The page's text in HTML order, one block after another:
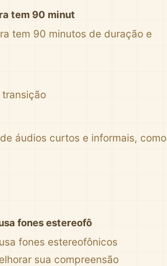
tem 90 minut
tem 90 minutos de duração e
áudios curtos e informais, como
fones estereofô
fones estereofônicos
sua compreensão